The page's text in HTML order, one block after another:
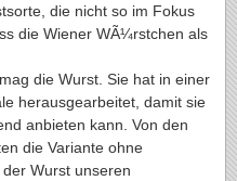
die nicht so im Fokus
die Wiener WÃ¼rstchen als
die Wurst. Sie hat in einer
herausgearbeitet, damit sie
anbieten kann. Von den
die Variante ohne
Wurst unseren